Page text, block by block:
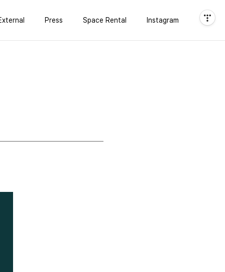
Press Space Rental Instagram